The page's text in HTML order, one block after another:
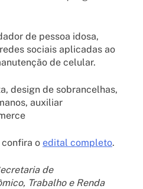
de pessoa idosa,
sociais aplicadas ao
de celular.
design de sobrancelhas,
auxiliar
confira o edital completo.
de
Trabalho e Renda